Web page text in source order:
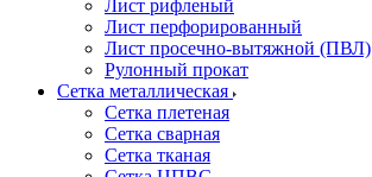
Лист рифленый
Лист перфорированный
Лист просечно-вытяжной (ПВЛ)
Рулонный прокат
Сетка металлическая
Сетка плетеная
Сетка сварная
Сетка тканая